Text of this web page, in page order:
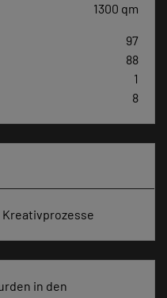
1300 qm
97
88
1
8
Kreativprozesse
in den